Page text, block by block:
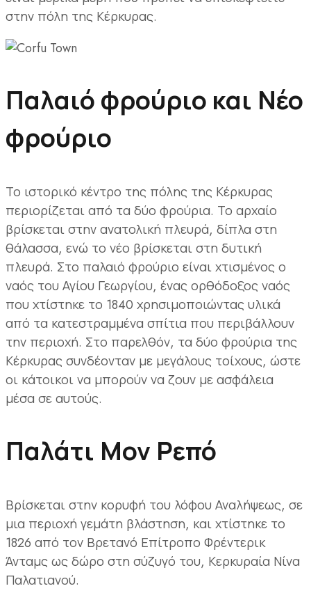
στην πόλη της Κέρκυρας.
Παλαιό φρούριο και Νέο
φρούριο
Το ιστορικό κέντρο της πόλης της Κέρκυρας
περιορίζεται από τα δύο φρούρια. Το αρχαίο
βρίσκεται στην ανατολική πλευρά, δίπλα στη
θάλασσα, ενώ το νέο βρίσκεται στη δυτική
πλευρά. Στο παλαιό φρούριο είναι χτισμένος ο
ναός του Αγίου Γεωργίου, ένας ορθόδοξος ναός
που χτίστηκε το 1840 χρησιμοποιώντας υλικά
από τα κατεστραμμένα σπίτια που περιβάλλουν
την περιοχή. Στο παρελθόν, τα δύο φρούρια της
Κέρκυρας συνδέονταν με μεγάλους τοίχους, ώστε
οι κάτοικοι να μπορούν να ζουν με ασφάλεια
μέσα σε αυτούς.
Παλάτι Μον Ρεπό
Βρίσκεται στην κορυφή του λόφου Αναλήψεως, σε
μια περιοχή γεμάτη βλάστηση, και χτίστηκε το
1826 από τον Βρετανό Επίτροπο Φρέντερικ
Άνταμς ως δώρο στη σύζυγό του, Κερκυραία Νίνα
Παλατιανού.